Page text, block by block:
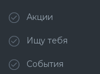
Акции
Ищу тебя
События